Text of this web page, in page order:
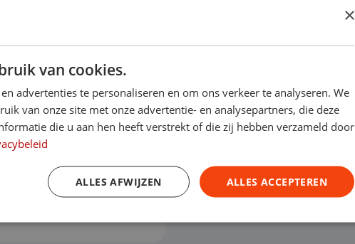
Prijs per maand
€ 362,25
×
van cookies.
advertenties te personaliseren en om ons verkeer te analyseren. We
van onze site met onze advertentie- en analysepartners, die deze
die u aan hen heeft verstrekt of die zij hebben verzameld door
ALLES ACCEPTEREN
ALLES AFWIJZEN